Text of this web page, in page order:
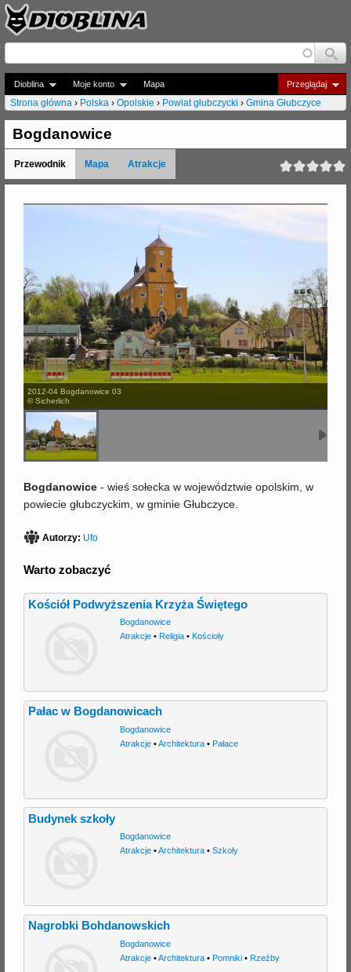
Jump to navigation
Dioblina Moje konto Przeglądaj
Mapa
J
e
s
Strona główna › Polska › Opolskie › Powiat głubczycki › Gmina Głubczyce
Bogdanowice
Przewodnik Mapa Atrakcje
2012-04 Bogdanowice 03
© Sicherlich
Bogdanowice - wieś sołecka w województwie opolskim, w
powiecie głubczyckim, w gminie Głubczyce.
Autorzy: Ufo
Warto zobaczyć
Kościół Podwyższenia Krzyża Świętego
Bogdanowice
Atrakcje• Religia• Kościoły
Pałac w Bogdanowicach
Bogdanowice
Atrakcje•Architektura• Pałace
Budynek szkoły
Bogdanowice
Atrakcje•Architektura• Szkoły
Nagrobki Bohdanowskich
Bogdanowice
Atrakcje•Architektura• Pomniki• Rzeźby